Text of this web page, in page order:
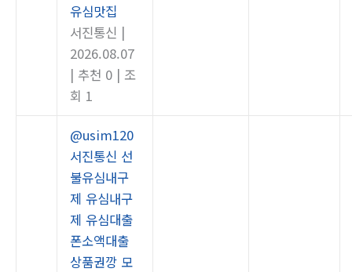
유심맛집
서진통신 |
2026.08.07
| 추천 0 | 조
회 1
@usim120
서진통신 선
불유심내구
제 유심내구
제 유심대출
폰소액대출
상품권깡 모